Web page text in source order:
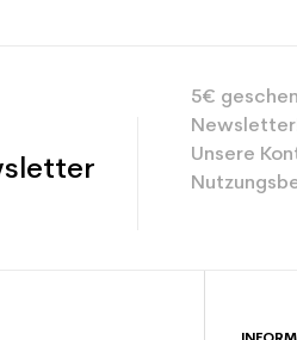
5€
Unsere